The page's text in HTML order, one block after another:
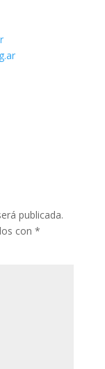
publicada.
con *